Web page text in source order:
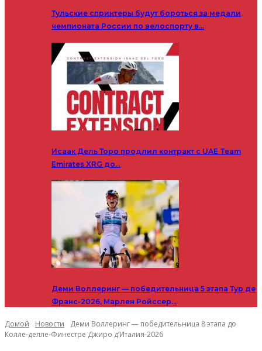
Тульские спринтеры будут бороться за медали
чемпионата России по велоспорту в…
Исаак Дель Торо продлил контракт с UAE Team
Emirates XRG до…
Деми Воллеринг — победительница 5 этапа Тур де
Франс-2026, Марлен Ройссер…
Домой Новости
Деми Воллеринг — победительница 8 этапа до
Колле-делле-Финестре Джиро д’Италия-2026